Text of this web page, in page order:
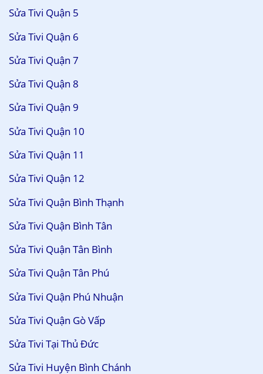
Sửa Tivi Quận 5
Sửa Tivi Quận 6
Sửa Tivi Quận 7
Sửa Tivi Quận 8
Sửa Tivi Quận 9
Sửa Tivi Quận 10
Sửa Tivi Quận 11
Sửa Tivi Quận 12
Sửa Tivi Quận Bình Thạnh
Sửa Tivi Quận Bình Tân
Sửa Tivi Quận Tân Bình
Sửa Tivi Quận Tân Phú
Sửa Tivi Quận Phú Nhuận
Sửa Tivi Quận Gò Vấp
Sửa Tivi Tại Thủ Đức
Sửa Tivi Huyện Bình Chánh